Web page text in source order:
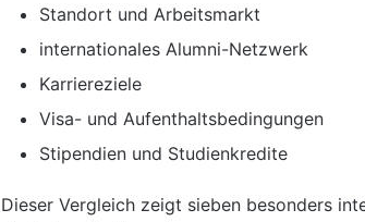
Standort und Arbeitsmarkt
internationales Alumni-Netzwerk
Karriereziele
Visa- und Aufenthaltsbedingungen
Stipendien und Studienkredite
Dieser Vergleich zeigt sieben besonders